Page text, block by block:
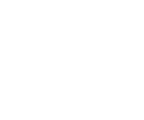
KOKO SSV-
PERÄÄNANTAMATTOMUUS JA
Mikään työ ei ole liian vaikea eikä
epätasainen Can-Amin SxS-
tahansa maasto, valloita mikä